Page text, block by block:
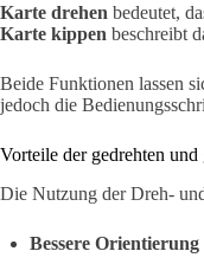
Karte drehen bedeutet,
Karte kippen beschreibt
Beide Funktionen lassen
jedoch die
Vorteile der gedrehten
Die Nutzung der Dreh-
Bessere